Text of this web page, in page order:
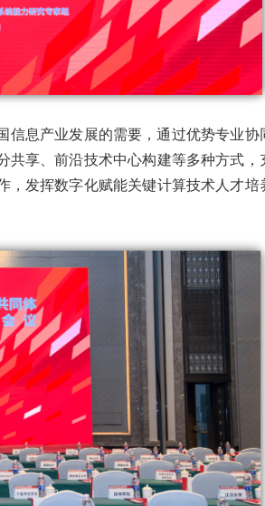
信息产业发展的需要，通过优势专业协
共享、前沿技术中心构建等多种方式，
，发挥数字化赋能关键计算技术人才培